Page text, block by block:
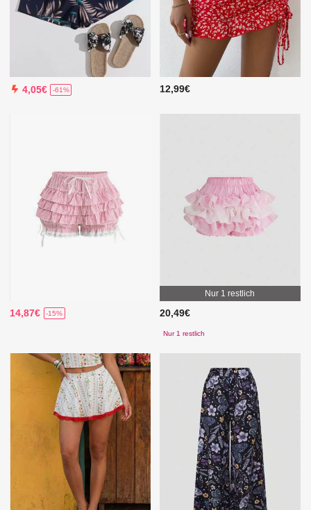
4,05€ -61% 12,99€
14,87€ -15%
Nur 1 restlich
20,49€
Nur 1 restlich